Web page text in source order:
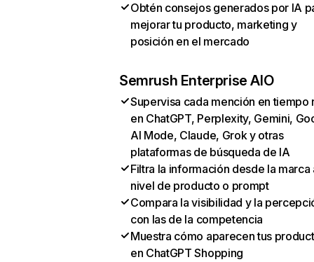
Obtén consejos generados por IA
mejorar tu producto, marketing y
posición en el mercado
Semrush Enterprise AIO
Supervisa cada mención en tiempo
en ChatGPT, Perplexity, Gemini,
AI Mode, Claude, Grok y otras
plataformas de búsqueda de IA
Filtra la información desde la marca
nivel de producto o prompt
Compara la visibilidad y la
con las de la competencia
Muestra cómo aparecen tus
en ChatGPT Shopping